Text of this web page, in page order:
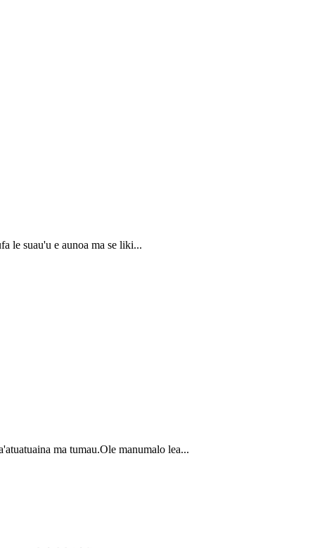
le suau'u e aunoa ma se liki...
ma tumau.Ole manumalo lea...